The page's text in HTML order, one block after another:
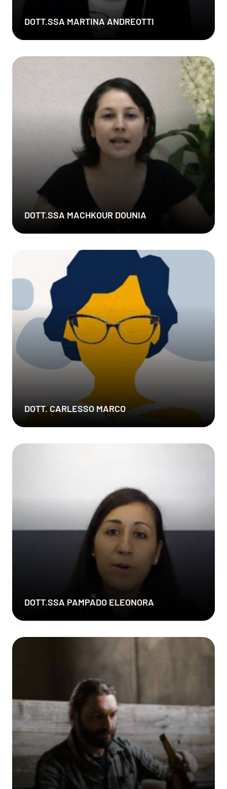
DOTT.SSA MARTINA ANDREOTTI
DOTT.SSA MACHKOUR DOUNIA
DOTT. CARLESSO MARCO
DOTT.SSA PAMPADO ELEONORA